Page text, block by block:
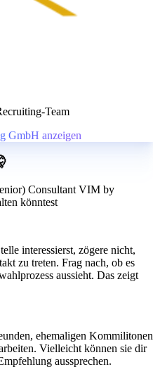
Team
GmbH anzeigen
Consultant VIM by
könntest
interessierst, zögere nicht,
zu treten. Frag nach, ob es
aussieht. Das zeigt
ehemaligen Kommilitonen
Vielleicht können sie dir
aussprechen.